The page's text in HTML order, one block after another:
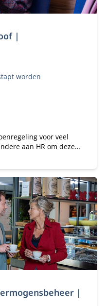
|
worden
voor veel
aan HR om deze
op.
|